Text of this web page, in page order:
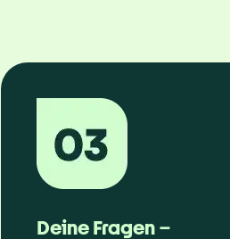
Deine Fragen –